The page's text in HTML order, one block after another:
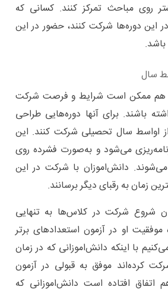
روی مباحث تمرکز کنند. کسانی که
در این دوره‌ها شرکت کنند، حضور در این
سال
هم ممکن است شرایط و فرصت شرکت
باشند. برای آنها دوره‌هایی طراحی
اواسط سال تحصیلی شرکت کنند. این
می‌شود و به‌صورت فشرده روی
دانش‌اموزان با شرکت در این
زمان به رقبای دیگر برسانند.
شروع شرکت در کلاس‌ها به تنهایی
موفقیت او در آزمون استعدادهای برتر
با اینکه دانش‌اموزانی که در زمان
کرده‌اند موفق به قبولی در آزمون
افتاده است دانش‌اموزانی که